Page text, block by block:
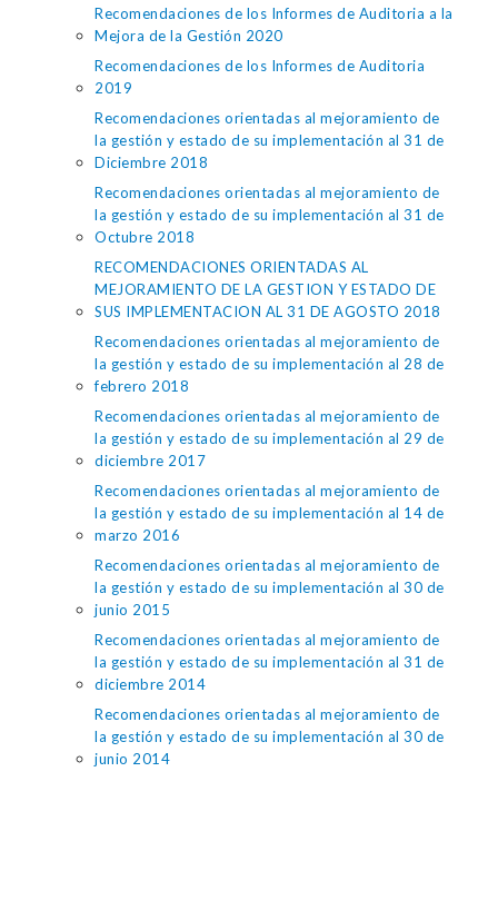
Recomendaciones de los Informes de Auditoria a la
Mejora de la Gestión 2020
Recomendaciones de los Informes de Auditoria
2019
Recomendaciones orientadas al mejoramiento de
la gestión y estado de su implementación al 31 de
Diciembre 2018
Recomendaciones orientadas al mejoramiento de
la gestión y estado de su implementación al 31 de
Octubre 2018
RECOMENDACIONES ORIENTADAS AL
MEJORAMIENTO DE LA GESTION Y ESTADO DE
SUS IMPLEMENTACION AL 31 DE AGOSTO 2018
Recomendaciones orientadas al mejoramiento de
la gestión y estado de su implementación al 28 de
febrero 2018
Recomendaciones orientadas al mejoramiento de
la gestión y estado de su implementación al 29 de
diciembre 2017
Recomendaciones orientadas al mejoramiento de
la gestión y estado de su implementación al 14 de
marzo 2016
Recomendaciones orientadas al mejoramiento de
la gestión y estado de su implementación al 30 de
junio 2015
Recomendaciones orientadas al mejoramiento de
la gestión y estado de su implementación al 31 de
diciembre 2014
Recomendaciones orientadas al mejoramiento de
la gestión y estado de su implementación al 30 de
junio 2014